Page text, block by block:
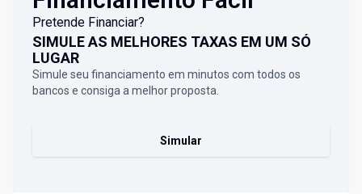
Pretende Financiar?
SIMULE AS MELHORES TAXAS EM UM SÓ
LUGAR
Simule seu financiamento em minutos com todos os
bancos e consiga a melhor proposta.
Simular